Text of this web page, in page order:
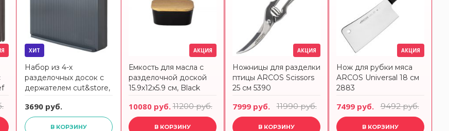
ХИТ
Набор из 4-х
разделочных досок с
держателем cut&store,
SS0000401
3690 руб.
В КОРЗИНУ
АКЦИЯ
Емкость для масла с
разделочной доской
15.9x12x5.9 см, Black
NOVA
10080 руб.11200 руб.
В КОРЗИНУ
АКЦИЯ
Ножницы для разделки
птицы ARCOS Scissors
25 см 5390
7999 руб. 11990 руб.
В КОРЗИНУ
АКЦИЯ
Нож для рубки мяса
ARCOS Universal 18 см
2883
7499 руб. 9492 руб.
В КОРЗИНУ